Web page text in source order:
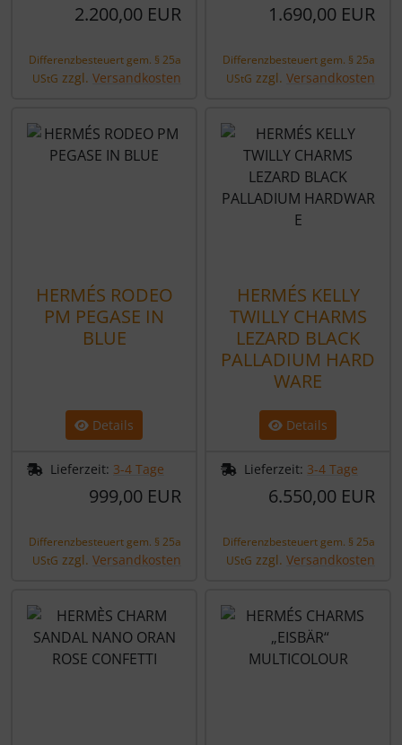
2.200,00 EUR
Differenzbesteuert gem. § 25a
UStG zzgl. Versandkosten
1.690,00 EUR
Differenzbesteuert gem. § 25a
UStG zzgl. Versandkosten
HERMÉS RODEO
PM PEGASE IN
BLUE
Details
Lieferzeit: 3-4 Tage
999,00 EUR
Differenzbesteuert gem. § 25a
UStG zzgl. Versandkosten
HERMÉS KELLY
TWILLY CHARMS
LEZARD BLACK
PALLADIUM HARD
WARE
Details
Lieferzeit: 3-4 Tage
6.550,00 EUR
Differenzbesteuert gem. § 25a
UStG zzgl. Versandkosten